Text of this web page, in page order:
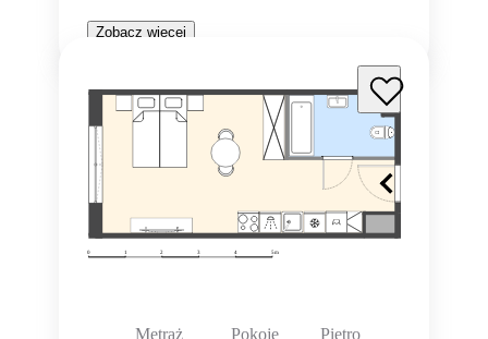
Zobacz więcej
Metraż
Pokoje
Piętro